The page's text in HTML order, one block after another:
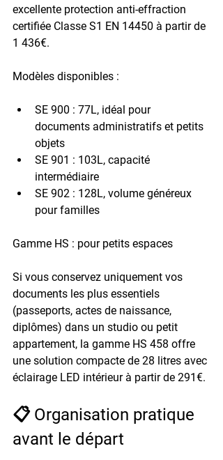
excellente protection anti-effraction
certifiée Classe S1 EN 14450 à partir de
1 436€.
Modèles disponibles :
SE 900 : 77L, idéal pour
documents administratifs et petits
objets
SE 901 : 103L, capacité
intermédiaire
SE 902 : 128L, volume généreux
pour familles
Gamme HS : pour petits espaces
Si vous conservez uniquement vos
documents les plus essentiels
(passeports, actes de naissance,
diplômes) dans un studio ou petit
appartement, la gamme HS 458 offre
une solution compacte de 28 litres avec
éclairage LED intérieur à partir de 291€.
📋 Organisation pratique
avant le départ